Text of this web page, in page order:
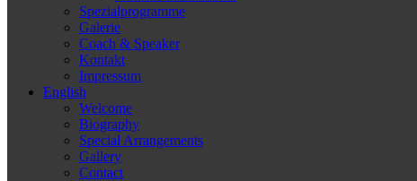
Spezialprogramme
Galerie
Coach & Speaker
Kontakt
Impressum
English
Welcome
Biography
Special Arrangements
Gallery
Contact